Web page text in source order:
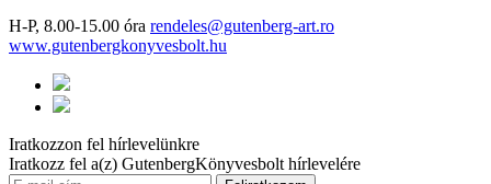
H-P, 8.00-15.00 óra rendeles@gutenberg-art.ro
www.gutenbergkonyvesbolt.hu
Iratkozzon fel hírlevelünkre
Iratkozz fel a(z) GutenbergKönyvesbolt hírlevelére